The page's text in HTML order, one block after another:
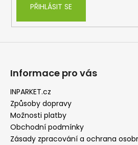
y
PŘIHLÁSIT SE
Informace pro vás
INPARKET.cz
Způsoby dopravy
Možnosti platby
Obchodní podmínky
Zásady zpracování a ochrana